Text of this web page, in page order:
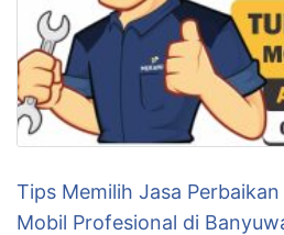
Tips Memilih Jasa
Mobil Profesional di